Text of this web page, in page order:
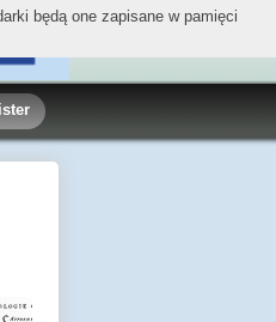
będą one zapisane w pamięci